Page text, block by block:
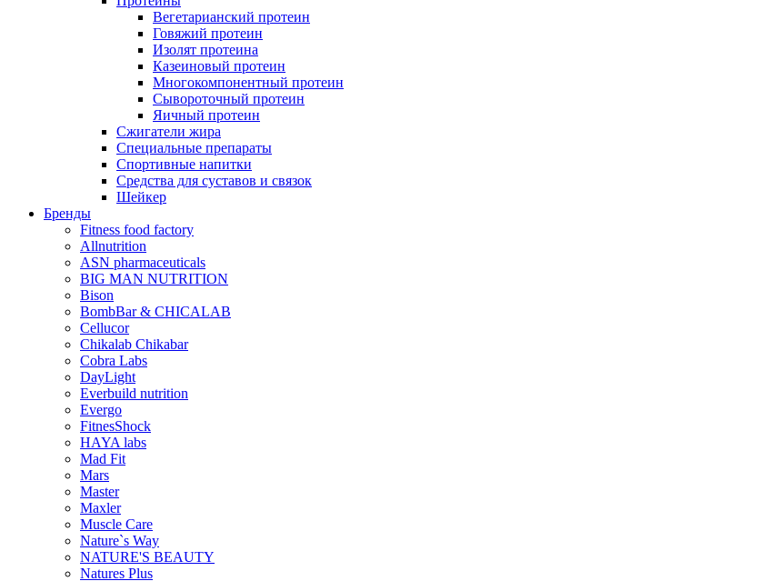
Вегетарианский протеин
Говяжий протеин
Изолят протеина
Казеиновый протеин
Многокомпонентный протеин
Сывороточный протеин
Яичный протеин
Сжигатели жира
Специальные препараты
Спортивные напитки
Средства для суставов и связок
Шейкер
Бренды
Fitness food factory
Allnutrition
ASN pharmaceuticals
BIG MAN NUTRITION
Bison
BombBar & CHICALAB
Cellucor
Chikalab Chikabar
Cobra Labs
DayLight
Everbuild nutrition
Evergo
FitnesShock
HAYA labs
Mad Fit
Mars
Master
Maxler
Muscle Care
Nature`s Way
NATURE'S BEAUTY
Natures Plus